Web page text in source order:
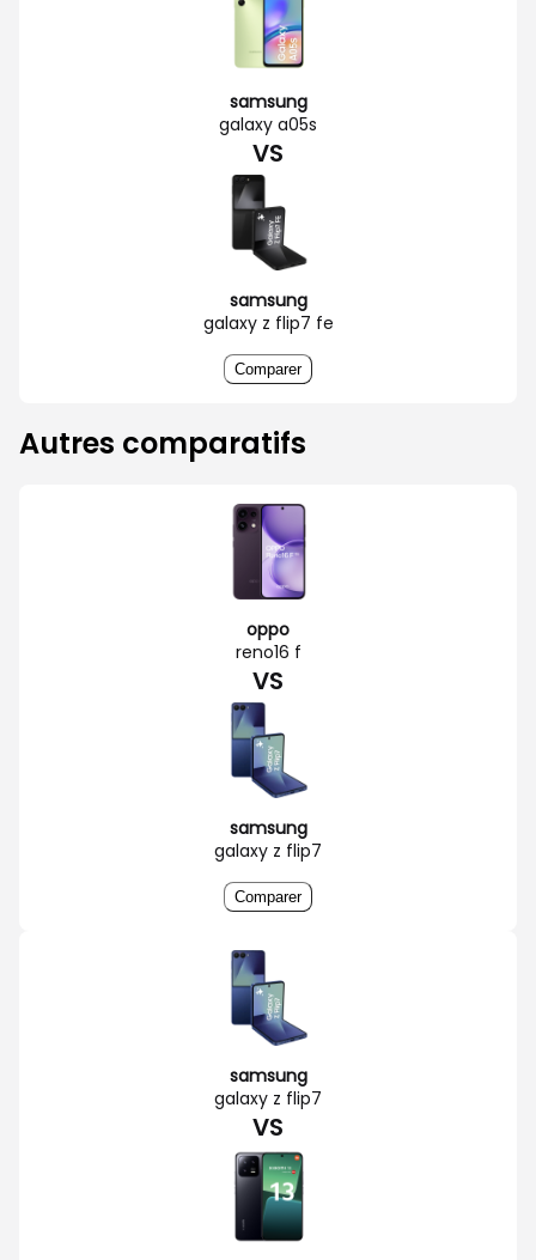
samsung
galaxy a05s
VS
samsung
galaxy z flip7 fe
Comparer
Autres comparatifs
oppo
reno16 f
VS
samsung
galaxy z flip7
Comparer
samsung
galaxy z flip7
VS